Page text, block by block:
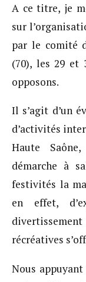
A ce titre, je
sur
par le comité
(70), les 29 et
opposons.
Il s’agit d’un
d’activités
Haute
démarche à
festivités la
en effet,
récréatives
Nous